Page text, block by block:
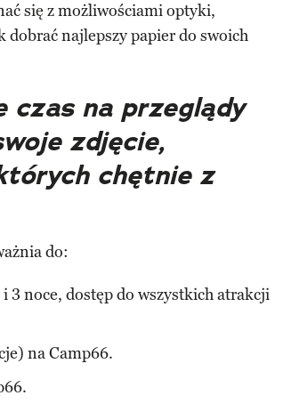
się z możliwościami optyki,
najlepszy papier do swoich
czas na przeglądy
zdjęcie,
chętnie z
do:
3 noce, dostęp do wszystkich atrakcji
na Camp66.